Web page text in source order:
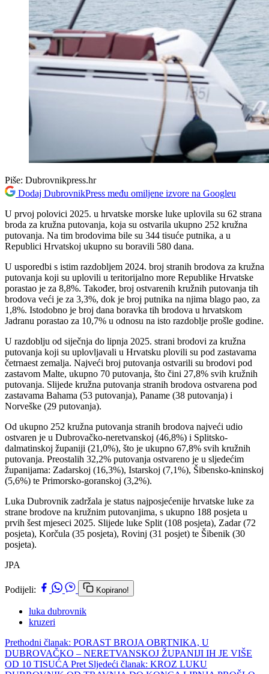
Piše: Dubrovnikpress.hr
Dodaj DubrovnikPress među omiljene izvore na Googleu
U prvoj polovici 2025. u hrvatske morske luke uplovila su 62 strana
broda za kružna putovanja, koja su ostvarila ukupno 252 kružna
putovanja. Na tim brodovima bile su 344 tisuće putnika, a u
Republici Hrvatskoj ukupno su boravili 580 dana.
U usporedbi s istim razdobljem 2024. broj stranih brodova za kružna
putovanja koji su uplovili u teritorijalno more Republike Hrvatske
porastao je za 8,8%. Također, broj ostvarenih kružnih putovanja tih
brodova veći je za 3,3%, dok je broj putnika na njima blago pao, za
1,8%. Istodobno je broj dana boravka tih brodova u hrvatskom
Jadranu porastao za 10,7% u odnosu na isto razdoblje prošle godine.
U razdoblju od siječnja do lipnja 2025. strani brodovi za kružna
putovanja koji su uplovljavali u Hrvatsku plovili su pod zastavama
četrnaest zemalja. Najveći broj putovanja ostvarili su brodovi pod
zastavom Malte, ukupno 70 putovanja, što čini 27,8% svih kružnih
putovanja. Slijede kružna putovanja stranih brodova ostvarena pod
zastavama Bahama (53 putovanja), Paname (38 putovanja) i
Norveške (29 putovanja).
Od ukupno 252 kružna putovanja stranih brodova najveći udio
ostvaren je u Dubrovačko-neretvanskoj (46,8%) i Splitsko-
dalmatinskoj županiji (21,0%), što je ukupno 67,8% svih kružnih
putovanja. Preostalih 32,2% putovanja ostvareno je u sljedećim
županijama: Zadarskoj (16,3%), Istarskoj (7,1%), Šibensko-kninskoj
(5,6%) te Primorsko-goranskoj (3,2%).
Luka Dubrovnik zadržala je status najposjećenije hrvatske luke za
strane brodove na kružnim putovanjima, s ukupno 188 posjeta u
prvih šest mjeseci 2025. Slijede luke Split (108 posjeta), Zadar (72
posjeta), Korčula (35 posjeta), Rovinj (31 posjet) te Šibenik (30
posjeta).
JPA
Podijeli: Kopirano!
luka dubrovnik
kruzeri
Prethodni članak: PORAST BROJA OBRTNIKA, U
DUBROVAČKO – NERETVANSKOJ ŽUPANIJI IH JE VIŠE
OD 10 TISUĆA Pret Sljedeći članak: KROZ LUKU